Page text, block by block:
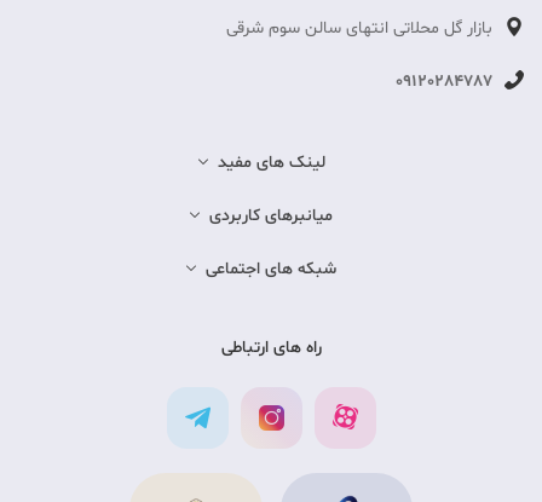
بازار گل محلاتی انتهای سالن سوم شرقی
09120284787
لینک های مفید
میانبرهای کاربردی
شبکه های اجتماعی
راه های ارتباطی